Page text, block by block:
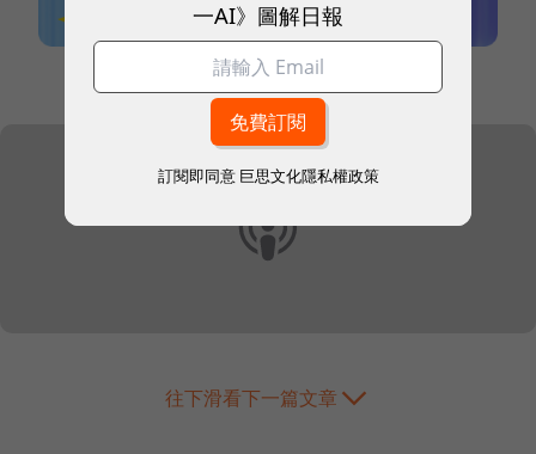
本網站內容未經允許，不得轉載。
往下滑看下一篇文章
一AI》圖解日報
訂閱即同意 巨思文化隱私權政策